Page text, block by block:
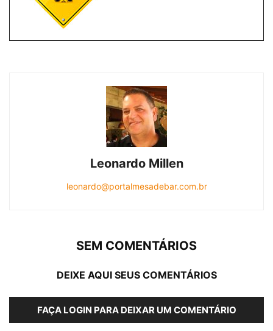
Leonardo Millen
leonardo@portalmesadebar.com.br
SEM COMENTÁRIOS
DEIXE AQUI SEUS COMENTÁRIOS
FAÇA LOGIN PARA DEIXAR UM COMENTÁRIO